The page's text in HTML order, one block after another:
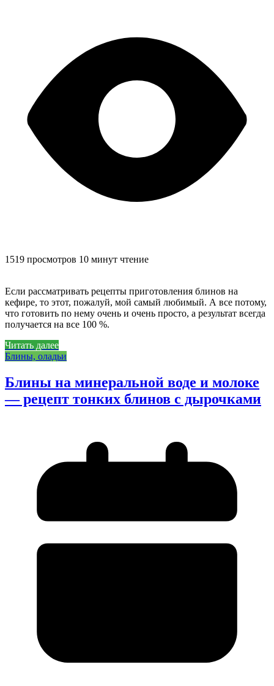
1519 просмотров 10 минут чтение
Если рассматривать рецепты приготовления блинов на
кефире, то этот, пожалуй, мой самый любимый. А все потому,
что готовить по нему очень и очень просто, а результат всегда
получается на все 100 %.
Читать далее
Блины, оладьи
Блины на минеральной воде и молоке
— рецепт тонких блинов с дырочками